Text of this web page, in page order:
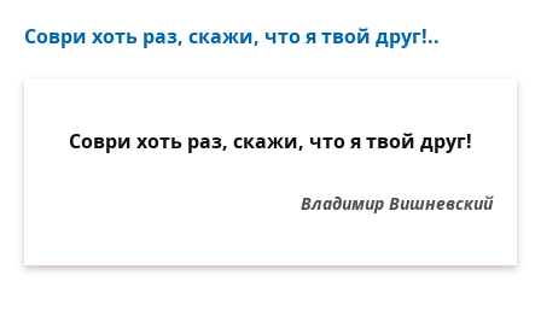
Соври хоть раз, скажи, что я твой друг!..
Соври хоть раз, скажи, что я твой друг!
Владимир Вишневский